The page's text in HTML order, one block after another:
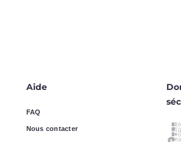
Aide
FAQ
Nous contacter